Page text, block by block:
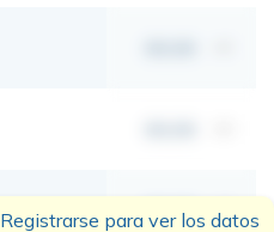
00,00 mt
Registrarse para ver los datos